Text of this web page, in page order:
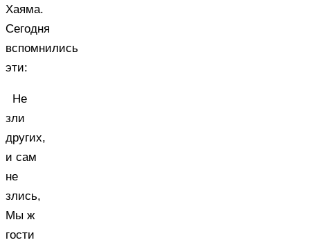
Хаяма.
Сегодня
вспомнились
эти:
Не
зли
других,
и сам
не
злись,
Мы ж
гости